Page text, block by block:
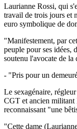
Laurianne Rossi, qui
travail de trois jours et
euro symbolique de
"Manifestement, par
peuple pour ses idées,
soutenu l'avocate de la
- "Pris pour un
Le sexagénaire,
CGT et ancien militant
reconnaissant "une
"Cette dame